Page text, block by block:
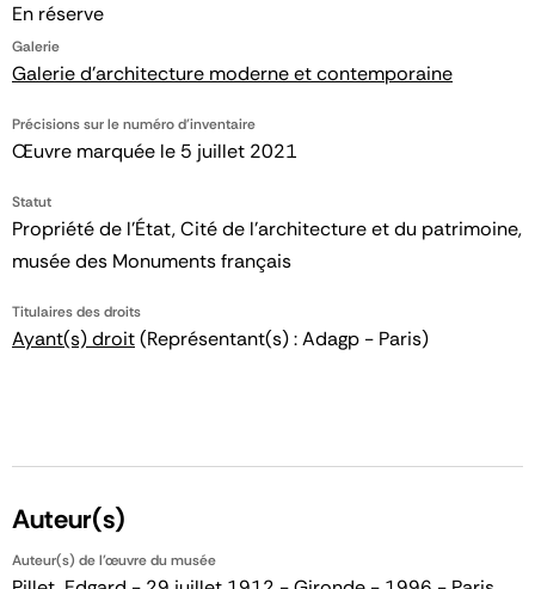
En réserve
Galerie
Galerie d'architecture moderne et contemporaine
Précisions sur le numéro d'inventaire
Œuvre marquée le 5 juillet 2021
Statut
Propriété de l’État, Cité de l’architecture et du patrimoine,
musée des Monuments français
Titulaires des droits
Ayant(s) droit(Représentant(s) : Adagp - Paris)
Auteur(s)
Auteur(s) de l'œuvre du musée